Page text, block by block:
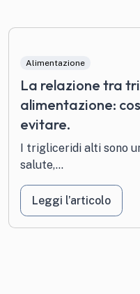
Alimentazione
La relazione tra
alimentazione:
evitare.
I trigliceridi alti sono
salute,...
Leggi l’articolo